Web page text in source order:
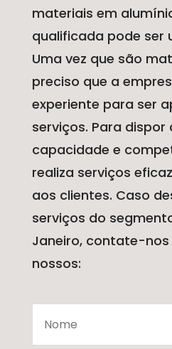
materiais em
qualificada pode ser
Uma vez que são
preciso que a
experiente para ser
serviços. Para dispor
capacidade e
realiza serviços
aos clientes. Caso
serviços do
Janeiro, contate-
nossos: